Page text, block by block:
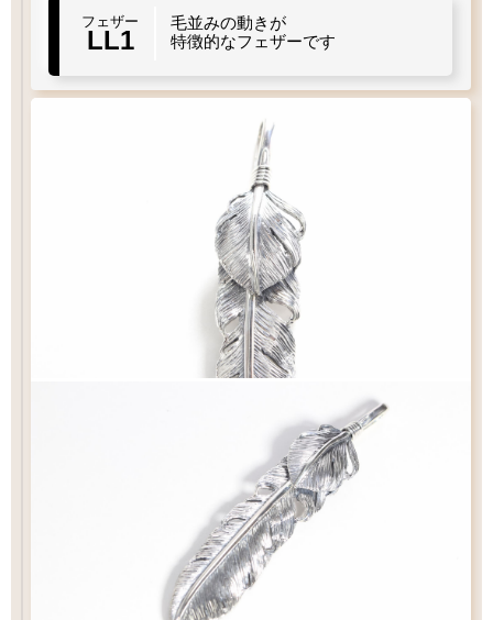
曲り
LL1
右曲り 左 曲り
¥44,000
¥16,500
¥17,600
お好みのフェザーを1枚お選び下さい
フェザー
お好みのチェーンをお選び下さい
（2）ペンダントの状態でお届け
チェーン
フェザー
LL1
毛並みの動きが
特徴的なフェザーです